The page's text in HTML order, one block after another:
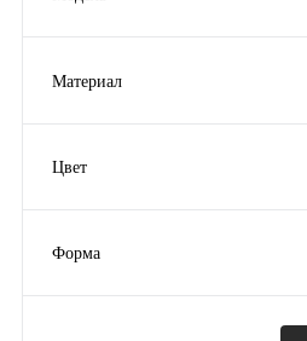
Toyota(4)
Santa Fe
Материал
Цвет
Форма